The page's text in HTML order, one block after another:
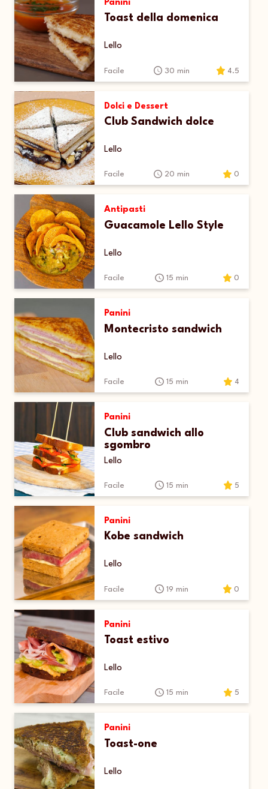
Panini
Toast della domenica
Lello
Facile 30 min 4.5
Dolci e Dessert
Club Sandwich dolce
Lello
Facile 20 min 0
Antipasti
Guacamole Lello Style
Lello
Facile 15 min 0
Panini
Montecristo sandwich
Lello
Facile 15 min 4
Panini
Club sandwich allo
sgombro
Lello
Facile 15 min 5
Panini
Kobe sandwich
Lello
Facile 19 min 0
Panini
Toast estivo
Lello
Facile 15 min 5
Panini
Toast-one
Lello